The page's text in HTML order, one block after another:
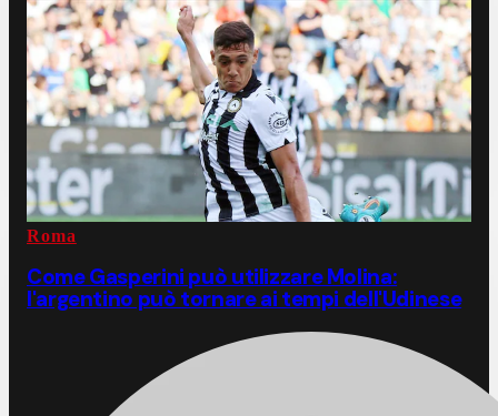
Roma
Come Gasperini può utilizzare Molina:
l'argentino può tornare ai tempi dell'Udinese